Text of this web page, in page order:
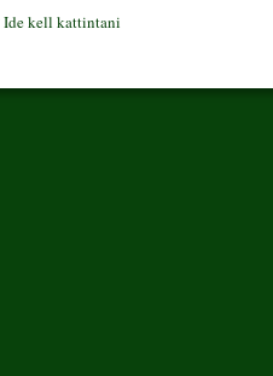
Ide kell kattintani